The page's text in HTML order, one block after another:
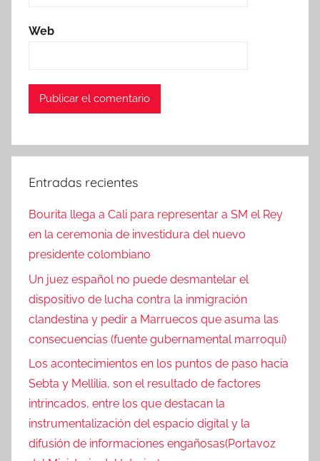
Web
Entradas recientes
Bourita llega a Cali para representar a SM el Rey
en la ceremonia de investidura del nuevo
presidente colombiano
Un juez español no puede desmantelar el
dispositivo de lucha contra la inmigración
clandestina y pedir a Marruecos que asuma las
consecuencias (fuente gubernamental marroquí)
Los acontecimientos en los puntos de paso hacia
Sebta y Mellilia, son el resultado de factores
intrincados, entre los que destacan la
instrumentalización del espacio digital y la
difusión de informaciones engañosas(Portavoz